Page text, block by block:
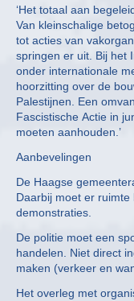
‘Het totaal aan
Van kleinschalige
tot acties van
springen er uit. Bij het
onder internationale
hoorzitting over de
Palestijnen. Een
Fascistische Actie in
moeten aanhouden.’
Aanbevelingen
De Haagse
Daarbij moet er
demonstraties.
De politie moet een
handelen. Niet direct
maken (verkeer en
Het overleg met